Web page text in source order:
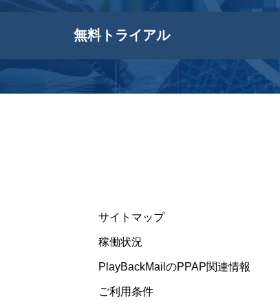
無料トライアル
サイトマップ
稼働状況
PlayBackMailのPPAP関連情報
ご利用条件